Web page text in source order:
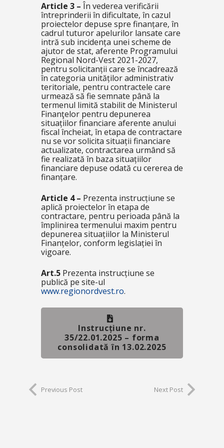
Article 3– În vederea verificării
întreprinderii în dificultate, în cazul
proiectelor depuse spre finanțare, în
cadrul tuturor apelurilor lansate care
intră sub incidența unei scheme de
ajutor de stat, aferente Programului
Regional Nord-Vest 2021-2027,
pentru solicitanții care se încadrează
în categoria unităților administrativ
teritoriale, pentru contractele care
urmează să fie semnate până la
termenul limită stabilit de Ministerul
Finanţelor pentru depunerea
situațiilor financiare aferente anului
fiscal încheiat, în etapa de contractare
nu se vor solicita situații financiare
actualizate, contractarea urmând să
fie realizată în baza situațiilor
financiare depuse odată cu cererea de
finanțare.
Article 4– Prezenta instrucțiune se
aplică proiectelor în etapa de
contractare, pentru perioada până la
împlinirea termenului maxim pentru
depunerea situațiilor la Ministerul
Finanțelor, conform legislației în
vigoare.
Art.5 Prezenta instrucțiune se
publică pe site-ul
www.regionordvest.ro.
Instrucțiune nr.
35/22.01.2025 – forma
consolidată în 13.02.2025
Previous Post Next Post